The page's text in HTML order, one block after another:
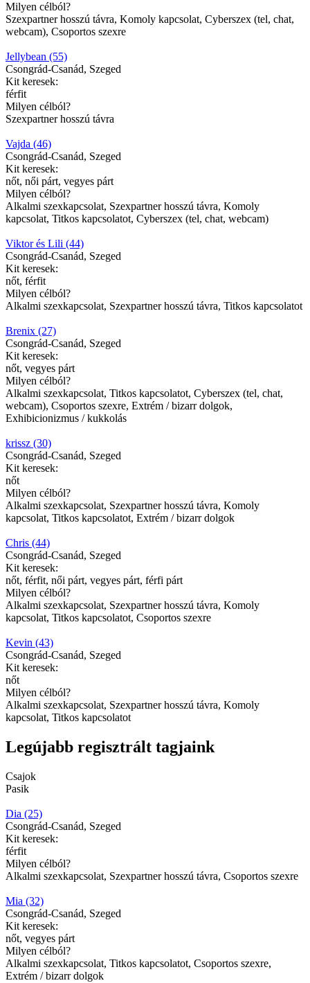
Milyen célból?
Szexpartner hosszú távra, Komoly kapcsolat, Cyberszex (tel, chat,
webcam), Csoportos szexre
Jellybean (55)
Csongrád-Csanád, Szeged
Kit keresek:
férfit
Milyen célból?
Szexpartner hosszú távra
Vajda (46)
Csongrád-Csanád, Szeged
Kit keresek:
nőt, női párt, vegyes párt
Milyen célból?
Alkalmi szexkapcsolat, Szexpartner hosszú távra, Komoly
kapcsolat, Titkos kapcsolatot, Cyberszex (tel, chat, webcam)
Viktor és Lili (44)
Csongrád-Csanád, Szeged
Kit keresek:
nőt, férfit
Milyen célból?
Alkalmi szexkapcsolat, Szexpartner hosszú távra, Titkos kapcsolatot
Brenix (27)
Csongrád-Csanád, Szeged
Kit keresek:
nőt, vegyes párt
Milyen célból?
Alkalmi szexkapcsolat, Titkos kapcsolatot, Cyberszex (tel, chat,
webcam), Csoportos szexre, Extrém / bizarr dolgok,
Exhibicionizmus / kukkolás
krissz (30)
Csongrád-Csanád, Szeged
Kit keresek:
nőt
Milyen célból?
Alkalmi szexkapcsolat, Szexpartner hosszú távra, Komoly
kapcsolat, Titkos kapcsolatot, Extrém / bizarr dolgok
Chris (44)
Csongrád-Csanád, Szeged
Kit keresek:
nőt, férfit, női párt, vegyes párt, férfi párt
Milyen célból?
Alkalmi szexkapcsolat, Szexpartner hosszú távra, Komoly
kapcsolat, Titkos kapcsolatot, Csoportos szexre
Kevin (43)
Csongrád-Csanád, Szeged
Kit keresek:
nőt
Milyen célból?
Alkalmi szexkapcsolat, Szexpartner hosszú távra, Komoly
kapcsolat, Titkos kapcsolatot
Legújabb regisztrált tagjaink
Csajok
Pasik
Dia (25)
Csongrád-Csanád, Szeged
Kit keresek:
férfit
Milyen célból?
Alkalmi szexkapcsolat, Szexpartner hosszú távra, Csoportos szexre
Mia (32)
Csongrád-Csanád, Szeged
Kit keresek:
nőt, vegyes párt
Milyen célból?
Alkalmi szexkapcsolat, Titkos kapcsolatot, Csoportos szexre,
Extrém / bizarr dolgok